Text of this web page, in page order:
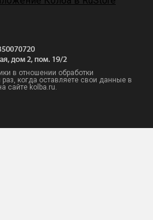
в отношении обработки
когда оставляете свои данные в
сайте kolba.ru.